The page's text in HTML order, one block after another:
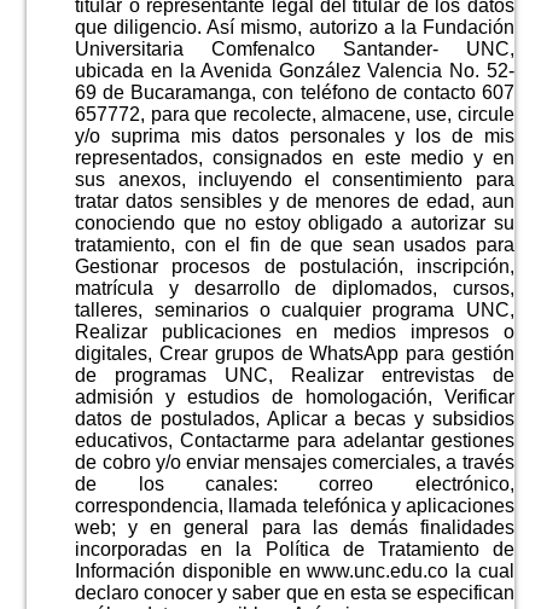
titular o representante legal del titular de los datos
que diligencio. Así mismo, autorizo a la Fundación
Universitaria Comfenalco Santander- UNC,
ubicada en la Avenida González Valencia No. 52-
69 de Bucaramanga, con teléfono de contacto 607
657772, para que recolecte, almacene, use, circule
y/o suprima mis datos personales y los de mis
representados, consignados en este medio y en
sus anexos, incluyendo el consentimiento para
tratar datos sensibles y de menores de edad, aun
conociendo que no estoy obligado a autorizar su
tratamiento, con el fin de que sean usados para
Gestionar procesos de postulación, inscripción,
matrícula y desarrollo de diplomados, cursos,
talleres, seminarios o cualquier programa UNC,
Realizar publicaciones en medios impresos o
digitales, Crear grupos de WhatsApp para gestión
de programas UNC, Realizar entrevistas de
admisión y estudios de homologación, Verificar
datos de postulados, Aplicar a becas y subsidios
educativos, Contactarme para adelantar gestiones
de cobro y/o enviar mensajes comerciales, a través
de los canales: correo electrónico,
correspondencia, llamada telefónica y aplicaciones
web; y en general para las demás finalidades
incorporadas en la Política de Tratamiento de
Información disponible en www.unc.edu.co la cual
declaro conocer y saber que en esta se especifican